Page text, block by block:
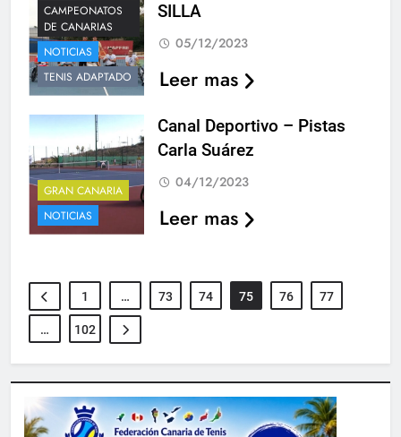
CAMPEONATOS
DE CANARIAS
NOTICIAS
TENIS ADAPTADO
SILLA
05/12/2023
Leer mas
GRAN CANARIA
NOTICIAS
Canal Deportivo – Pistas
Carla Suárez
04/12/2023
Leer mas
1 … 73 74 75 76 77
… 102